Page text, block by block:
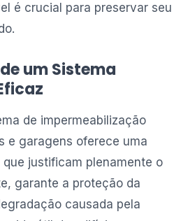
é crucial para preservar seu
um Sistema
de impermeabilização
e garagens oferece uma
justificam plenamente o
garante a proteção da
causada pela